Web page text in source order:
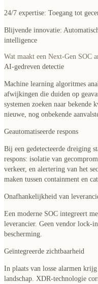
24/7 expertise: Toegang tot
Blijvende innovatie:
intelligence
Wat maakt een Next-Gen SOC
AI-gedreven detectie
Machine learning algoritmes
afwijkingen die duiden op
systemen zoeken naar bekende
nieuwe, nog onbekende
Geautomatiseerde respons
Bij een gedetecteerde dreiging
respons: isolatie van
verkeer, en alertering van het
maken tussen containment en
Onafhankelijkheid van
Een moderne SOC integreert
leverancier. Geen vendor lock-
bescherming.
Geïntegreerde zichtbaarheid
In plaats van losse alarmen
landschap. XDR-technologie